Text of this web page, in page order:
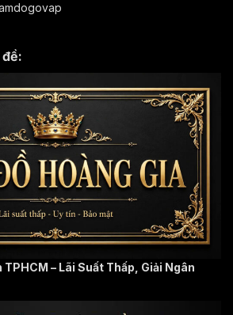
– Lãi Suất Thấp, Giải Ngân